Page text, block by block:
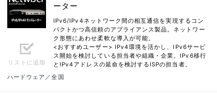
リストに追加
ーター
IPv6/IPv4ネットワーク間の相互通信を実現するコン
パクトかつ高信頼のアプライアンス製品。ネットワー
ク形態にあわせ柔軟な導入が可能。
<おすすめユーザー> IPv4環境を活かし、IPv6サービ
ス開始を検討している担当者や組織・企業。IPv6移行
とIPv4アドレスの延命を検討するISPの担当者。
ハードウェア／全国